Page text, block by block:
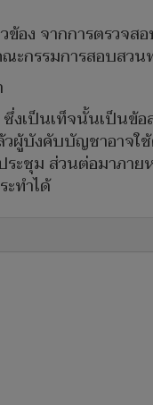
อง จากการตรวจ
ะกรรมการสอบสวน
ซึ่งเป็นเท็จนั้นเป็นข้
วผู้บังคับบัญชาอาจใ
ะชุม ส่วนต่อมาภา
ทำได้